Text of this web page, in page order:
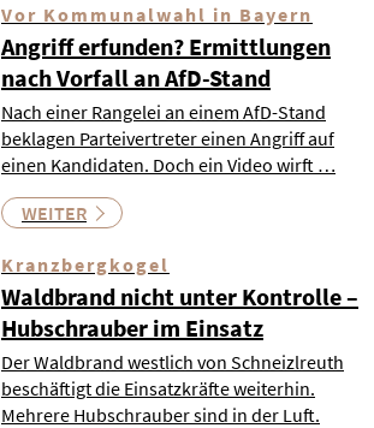
Vor Kommunalwahl in Bayern
Angriff erfunden? Ermittlungen
nach Vorfall an AfD-Stand
Nach einer Rangelei an einem AfD-Stand
beklagen Parteivertreter einen Angriff auf
einen Kandidaten. Doch ein Video wirft …
WEITER
Kranzbergkogel
Waldbrand nicht unter Kontrolle –
Hubschrauber im Einsatz
Der Waldbrand westlich von Schneizlreuth
beschäftigt die Einsatzkräfte weiterhin.
Mehrere Hubschrauber sind in der Luft.